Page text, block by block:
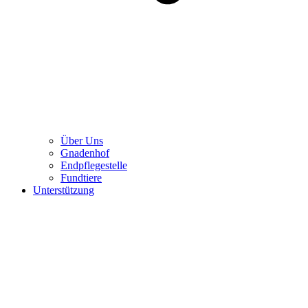
Über Uns
Gnadenhof
Endpflegestelle
Fundtiere
Unterstützung